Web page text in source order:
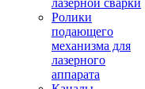
лазерной сварки
Ролики
подающего
механизма для
лазерного
аппарата